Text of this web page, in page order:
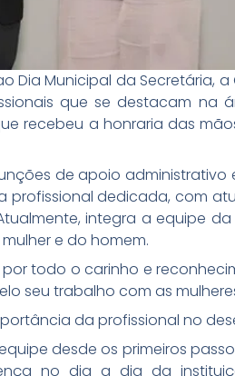
Dia Municipal da Secretária,
que se destacam na
recebeu a honraria das
de apoio
profissional dedicada, com
integra a equipe
e do homem.
todo o carinho e
seu trabalho com as
da profissional no
desde os primeiros
no dia a dia da